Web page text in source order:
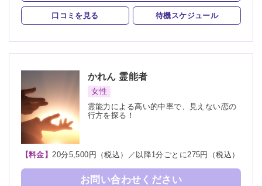
口コミを見る 待機スケジュール
かれん 霊能者
女性
霊能力による高い的中率で、見えない恋の
行方を探る！
【料金】20分5,500円（税込）／以降1分ごとに275円（税込）
お問い合わせください